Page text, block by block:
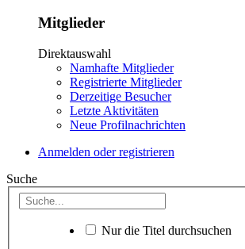
Mitglieder
Direktauswahl
Namhafte Mitglieder
Registrierte Mitglieder
Derzeitige Besucher
Letzte Aktivitäten
Neue Profilnachrichten
Anmelden oder registrieren
Suche
Nur die Titel durchsuchen